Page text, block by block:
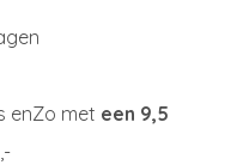
enZo met een 9,5